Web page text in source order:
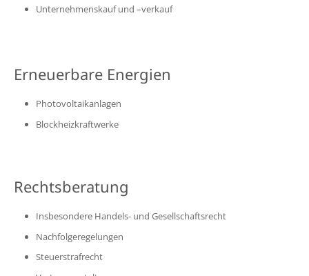
Unternehmenskauf und –verkauf
Erneuerbare Energien
Photovoltaikanlagen
Blockheizkraftwerke
Rechtsberatung
Insbesondere Handels- und Gesellschaftsrecht
Nachfolgeregelungen
Steuerstrafrecht